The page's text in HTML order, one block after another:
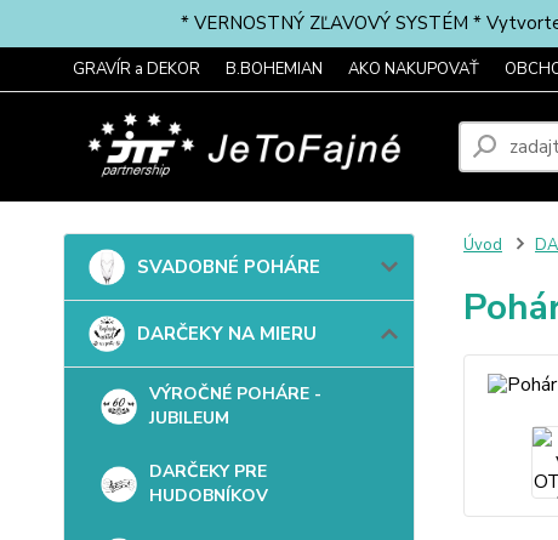
* VERNOSTNÝ ZĽAVOVÝ SYSTÉM *
GRAVÍR a DEKOR B.BOHEMIAN AKO NAKUPOVAŤ
SVADOBNÉ POHÁRE
DARČEKY NA MIERU
VÝROČNÉ POHÁRE -
JUBILEUM
DARČEKY PRE
HUDOBNÍKOV
Úvod